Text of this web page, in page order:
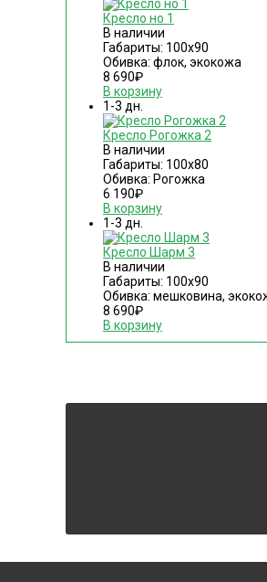
Кресло но 1
В наличии
Габариты: 100х90
Обивка: флок, экокожа
8 690₽
В корзину
1-3 дн.
Кресло Рогожка 2
В наличии
Габариты: 100х80
Обивка: Рогожка
6 190₽
В корзину
1-3 дн.
Кресло Шарм 3
В наличии
Габариты: 100х90
Обивка: мешковина,
8 690₽
В корзину